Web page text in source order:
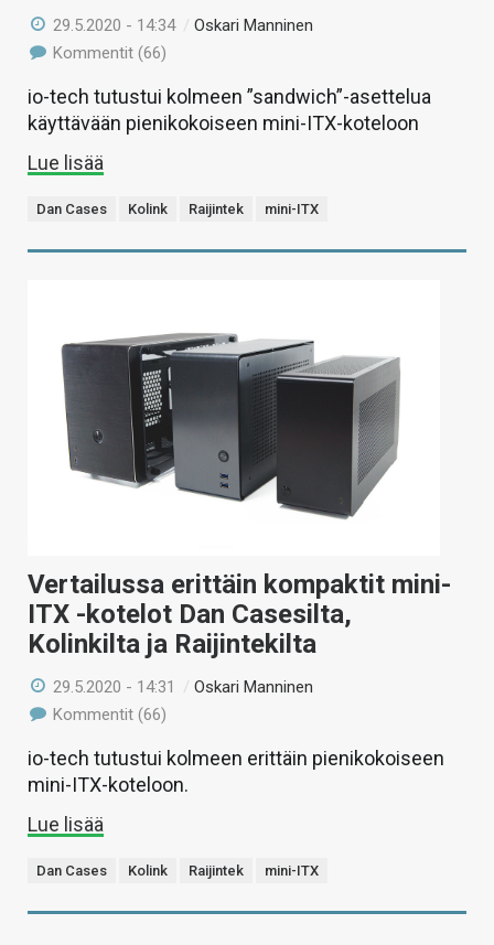
29.5.2020 - 14:34 /Oskari Manninen
Kommentit (66)
io-tech tutustui kolmeen ”sandwich”-asettelua
käyttävään pienikokoiseen mini-ITX-koteloon
Lue lisää
Dan Cases Kolink Raijintek mini-ITX
Vertailussa erittäin kompaktit mini-
ITX -kotelot Dan Casesilta,
Kolinkilta ja Raijintekilta
29.5.2020 - 14:31 /Oskari Manninen
Kommentit (66)
io-tech tutustui kolmeen erittäin pienikokoiseen
mini-ITX-koteloon.
Lue lisää
Dan Cases Kolink Raijintek mini-ITX